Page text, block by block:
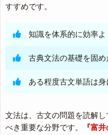
すすめです。
知識を体系的に効率
古典文法の基礎を固め
ある程度古文単語は身
文法は、古文の問題を読解
べき重要な分野です。
『富